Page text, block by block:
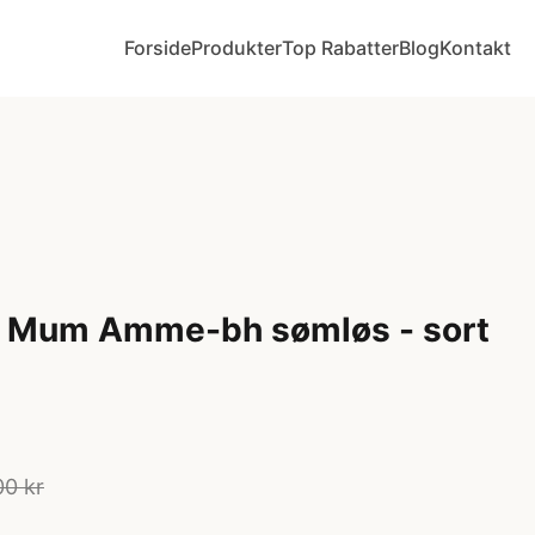
ForsideProdukterTop RabatterBlogKontakt
Amme-bh sømløs - sort
kr